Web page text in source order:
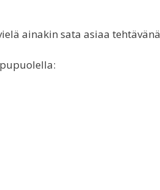
ainakin sata asiaa